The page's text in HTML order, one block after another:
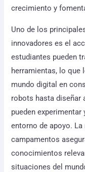
crecimiento y
Uno de los
innovadores es el
estudiantes pueden
herramientas, lo que
mundo digital en
robots hasta diseñar
pueden
entorno de apoyo.
campamentos
conocimientos
situaciones del